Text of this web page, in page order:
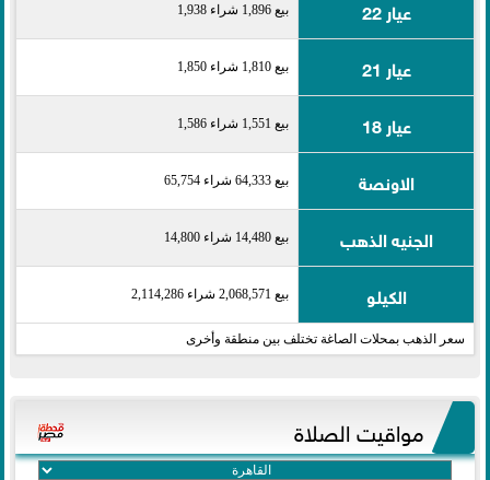
عيار 22 بيع 1,896 شراء 1,938
عيار 21 بيع 1,810 شراء 1,850
عيار 18 بيع 1,551 شراء 1,586
الاونصة بيع 64,333 شراء 65,754
الجنيه الذهب بيع 14,480 شراء 14,800
الكيلو بيع 2,068,571 شراء 2,114,286
سعر الذهب بمحلات الصاغة تختلف بين منطقة وأخرى
مواقيت الصلاة